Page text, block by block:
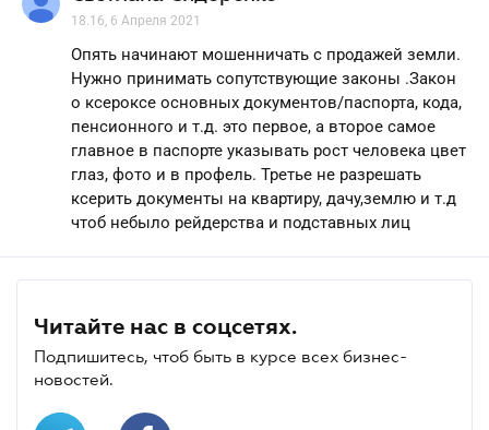
18.16, 6 Апреля 2021
Опять начинают мошенничать с продажей земли.
Нужно принимать сопутствующие законы .Закон
о ксероксе основных документов/паспорта, кода,
пенсионного и т.д. это первое, а второе самое
главное в паспорте указывать рост человека цвет
глаз, фото и в профель. Третье не разрешать
ксерить документы на квартиру, дачу,землю и т.д
чтоб небыло рейдерства и подставных лиц
Читайте нас в соцсетях.
Подпишитесь, чтоб быть в курсе всех бизнес-
новостей.